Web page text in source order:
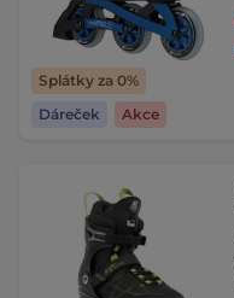
Splátky za 0%
Dáreček
Akce